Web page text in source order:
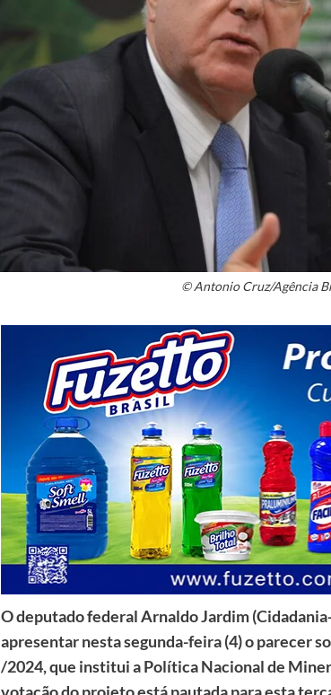
© Antonio Cruz/Agência
O deputado federal Arnaldo Jardim
apresentar nesta segunda-feira (4) o parecer
/2024, que institui a Política Nacional de